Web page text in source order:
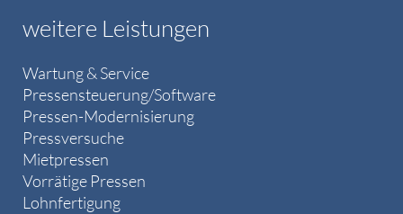
weitere Leistungen
Wartung & Service
Pressensteuerung/Software
Pressen-Modernisierung
Pressversuche
Mietpressen
Vorrätige Pressen
Lohnfertigung